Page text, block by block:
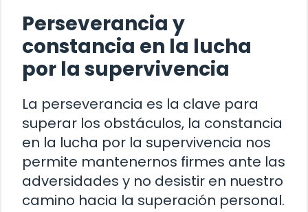
Perseverancia y
constancia en la lucha
por la supervivencia
La perseverancia es la clave para
superar los obstáculos, la constancia
en la lucha por la supervivencia nos
permite mantenernos firmes ante las
adversidades y no desistir en nuestro
camino hacia la superación personal.